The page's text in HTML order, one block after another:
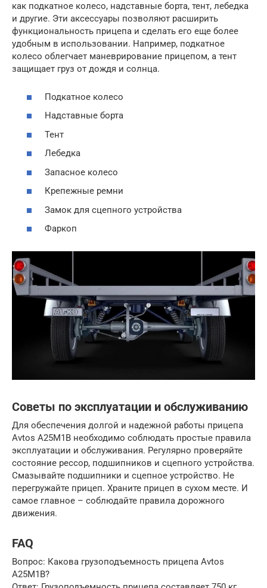
как подкатное колесо, надставные борта, тент, лебедка
и другие. Эти аксессуары позволяют расширить
функциональность прицепа и сделать его еще более
удобным в использовании. Например, подкатное
колесо облегчает маневрирование прицепом, а тент
защищает груз от дождя и солнца.
Подкатное колесо
Надставные борта
Тент
Лебедка
Запасное колесо
Крепежные ремни
Замок для сцепного устройства
Фаркоп
Советы по эксплуатации и обслуживанию
Для обеспечения долгой и надежной работы прицепа
Avtos A25M1B необходимо соблюдать простые правила
эксплуатации и обслуживания. Регулярно проверяйте
состояние рессор, подшипников и сцепного устройства.
Смазывайте подшипники и сцепное устройство. Не
перегружайте прицеп. Храните прицеп в сухом месте. И
самое главное – соблюдайте правила дорожного
движения.
FAQ
Вопрос: Какова грузоподъемность прицепа Avtos
A25M1B?